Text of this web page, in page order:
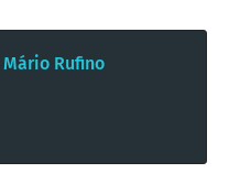
Mário Rufino